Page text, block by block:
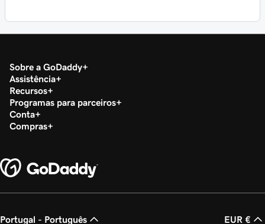
Sobre a GoDaddy
Assistência
Recursos
Programas para parceiros
Conta
Compras
Portugal - Português EUR €